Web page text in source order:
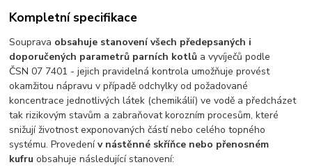
Kompletní specifikace
Souprava obsahuje stanovení všech předepsaných i
doporučených parametrů parních kotlů a vyvíječů podle
ČSN 07 7401 - jejich pravidelná kontrola umožňuje provést
okamžitou nápravu v případě odchylky od požadované
koncentrace jednotlivých látek (chemikálií) ve vodě a předcházet
tak rizikovým stavům a zabraňovat korozním procesům, které
snižují životnost exponovaných částí nebo celého topného
systému. Provedenív nástěnné skříňce nebo přenosném
kufru obsahuje následující stanovení: